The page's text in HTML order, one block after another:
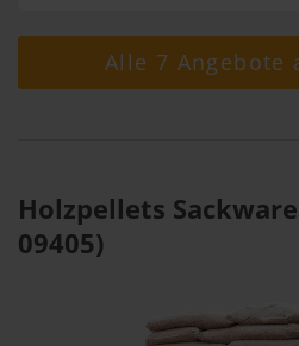
Alle 7 Angebote
Holzpellets
09405)